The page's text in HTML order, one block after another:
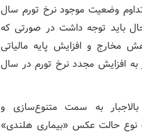
در صورت تداوم وضعیت موجود نرخ تورم سال
با این حال باید توجه داشت در صورتی که
مخارج و افزایش پایه مالیاتی
سال 1399 می‌تواند منجر به افزایش مجدد نرخ تورم در سال
به سمت متنوع‌سازی و
نوع حالت عکس «بیماری هلندی»